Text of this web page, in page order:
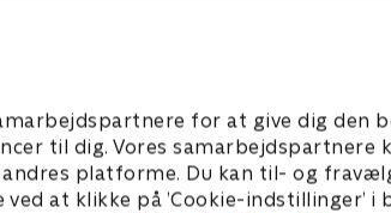
for at give dig den
til dig. Vores samarbejdspartnere
platforme. Du kan til- og
at klikke på ’Cookie-indstillinger’ i